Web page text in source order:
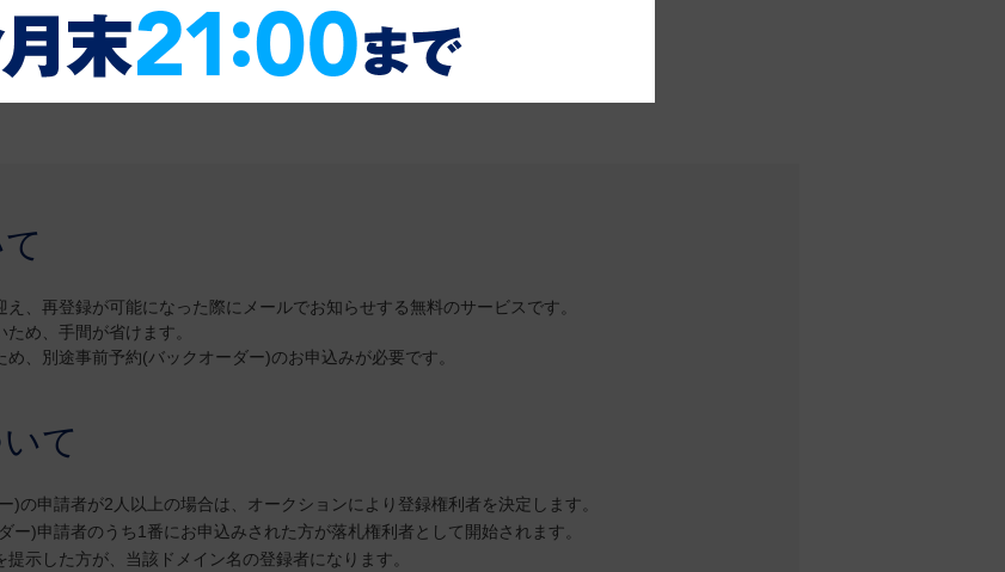
、再登録が可能になった際にメールでお知らせする無料のサービスです。
め、手間が省けます。
、別途事前予約(バックオーダー)のお申込みが必要です。
て
の申請者が2人以上の場合は、オークションにより登録権利者を決定します。
)申請者のうち1番にお申込みされた方が落札権利者として開始されます。
示した方が、当該ドメイン名の登録者になります。